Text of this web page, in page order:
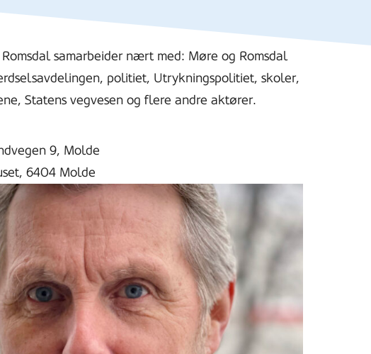
samarbeider nært med: Møre og Romsdal
politiet, Utrykningspolitiet, skoler,
Statens vegvesen og flere andre aktører.
9, Molde
6404 Molde